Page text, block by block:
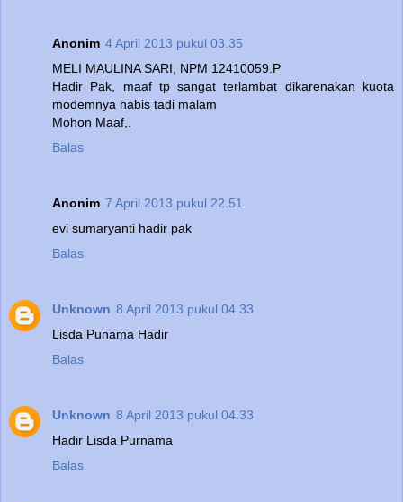
Anonim 4 April 2013 pukul 03.35
MELI MAULINA SARI, NPM 12410059.P
Hadir Pak, maaf tp sangat terlambat dikarenakan kuota
modemnya habis tadi malam
Mohon Maaf,.
Balas
Anonim 7 April 2013 pukul 22.51
evi sumaryanti hadir pak
Balas
Unknown 8 April 2013 pukul 04.33
Lisda Punama Hadir
Balas
Unknown 8 April 2013 pukul 04.33
Hadir Lisda Purnama
Balas